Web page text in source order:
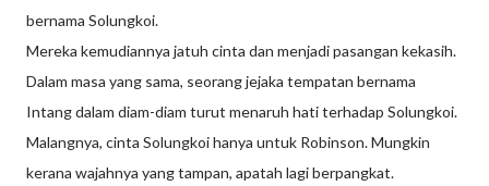
bernama Solungkoi.
Mereka kemudiannya jatuh cinta dan menjadi pasangan kekasih.
Dalam masa yang sama, seorang jejaka tempatan bernama
Intang dalam diam-diam turut menaruh hati terhadap Solungkoi.
Malangnya, cinta Solungkoi hanya untuk Robinson. Mungkin
kerana wajahnya yang tampan, apatah lagi berpangkat.